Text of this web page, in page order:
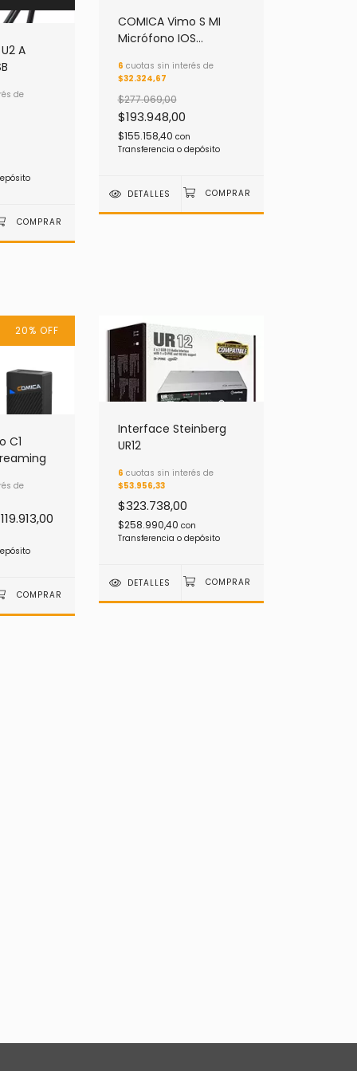
A
de
COMICA Vimo S MI
Micrófono IOS
6 cuotas sin interés de
$32.324,67
$277.069,00
$193.948,00
$155.158,40 con
Transferencia o depósito
DETALLES
20% OFF
C1
de
Interface Steinberg
UR12
6 cuotas sin interés de
$53.956,33
$323.738,00
$258.990,40 con
Transferencia o depósito
DETALLES